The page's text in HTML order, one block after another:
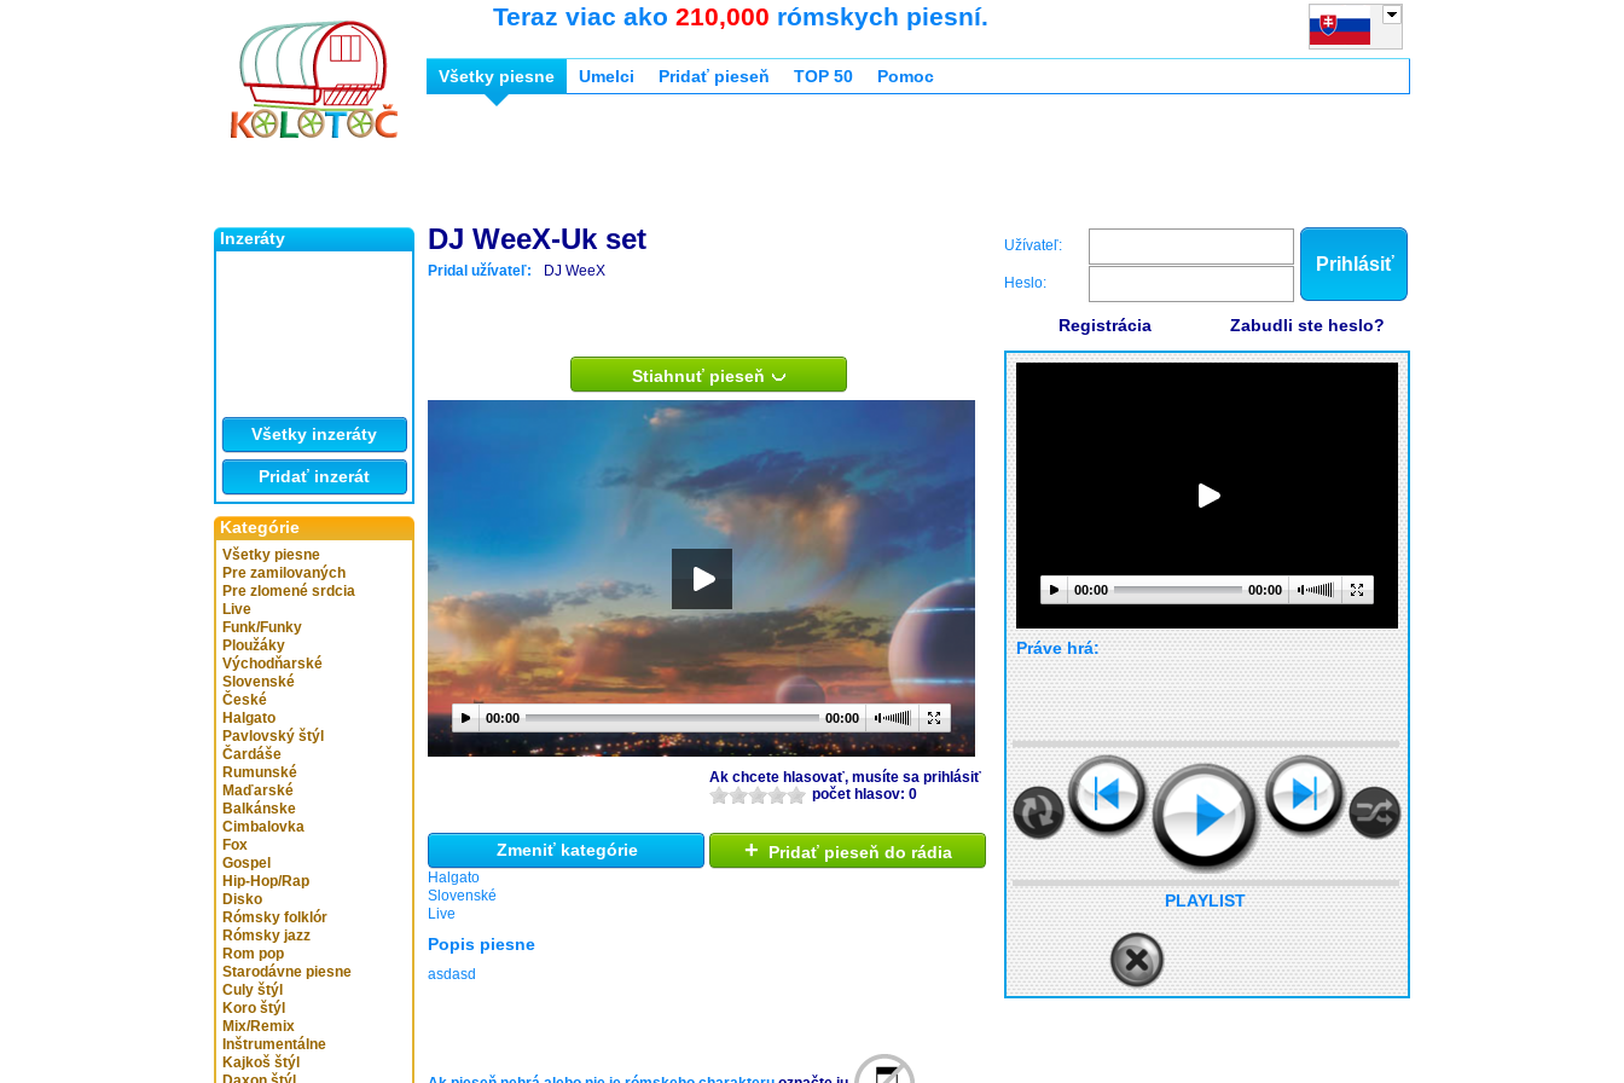
Inzeráty
Všetky inzeráty
Pridať inzerát
Kategórie
Všetky piesne
Pre zamilovaných
Pre zlomené srdcia
Live
Funk/Funky
Ploužáky
Východňarské
Slovenské
České
Halgato
Pavlovský štýl
Čardáše
Rumunské
Maďarské
Balkánske
Cimbalovka
Fox
Gospel
Hip-Hop/Rap
Disko
Rómsky folklór
Rómsky jazz
Rom pop
Starodávne piesne
Culy štýl
Koro štýl
Mix/Remix
Inštrumentálne
Kajkoš štýl
Teraz viac ako 210,000 rómskych piesní.
Všetky piesne Umelci Pridať pieseň TOP 50 Pomoc
DJ WeeX-Uk set
Pridal užívateľ: DJ WeeX
Stiahnuť pieseň
00:00 00:00
Ak chcete hlasovať, musíte sa prihlásiť
počet hlasov: 0
Zmeniť kategórie
Halgato
Slovenské
Live
+ Pridať pieseň do rádia
Popis piesne
asdasd
Užívateľ:
Heslo:
Prihlásiť
Registrácia Zabudli ste heslo?
00:00 00:00
Práve hrá:
PLAYLIST